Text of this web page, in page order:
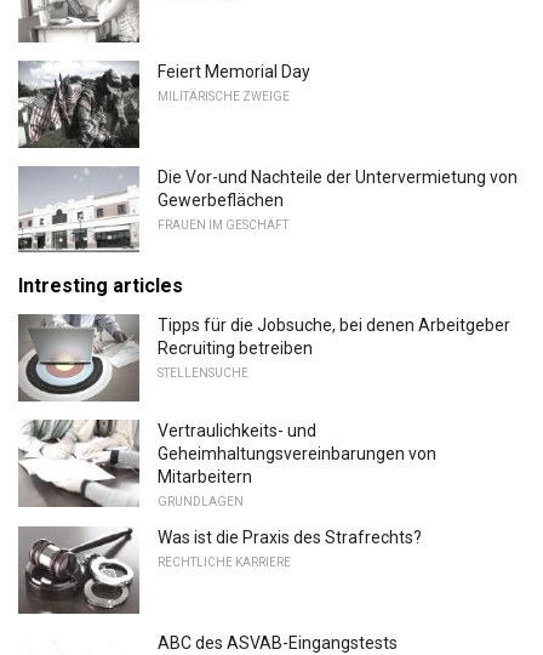
Feiert Memorial Day
MILITÄRISCHE ZWEIGE
Die Vor-und Nachteile der Untervermietung von
Gewerbeflächen
FRAUEN IM GESCHÄFT
Intresting articles
Tipps für die Jobsuche, bei denen Arbeitgeber
Recruiting betreiben
STELLENSUCHE
Vertraulichkeits- und
Geheimhaltungsvereinbarungen von
Mitarbeitern
GRUNDLAGEN
Was ist die Praxis des Strafrechts?
RECHTLICHE KARRIERE
ABC des ASVAB-Eingangstests